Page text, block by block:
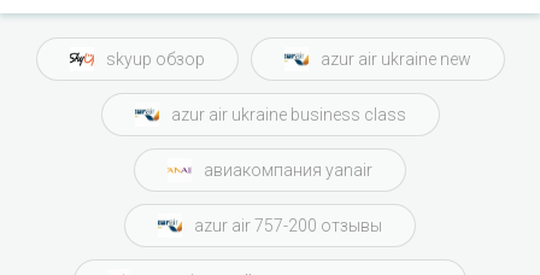
skyup обзор azur air ukraine new
azur air ukraine business class
авиакомпания yanair
azur air 757-200 отзывы